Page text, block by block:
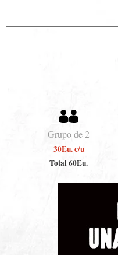
Grupo de 2
30Eu. c/u
Total 60Eu.